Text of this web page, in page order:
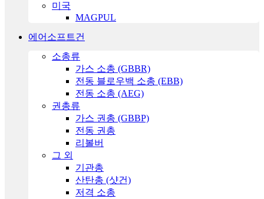
미국
MAGPUL
에어소프트건
소총류
가스 소총 (GBBR)
전동 블로우백 소총 (EBB)
전동 소총 (AEG)
권총류
가스 권총 (GBBP)
전동 권총
리볼버
그 외
기관총
산탄총 (샷건)
저격 소총